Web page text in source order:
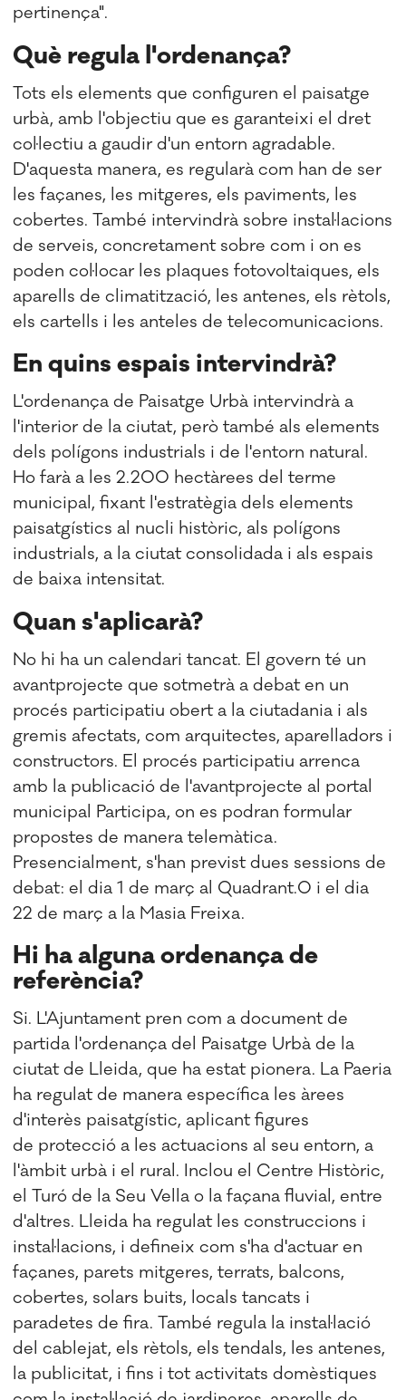
pertinença".
Què regula l'ordenança?
Tots els elements que configuren el paisatge
urbà, amb l'objectiu que es garanteixi el dret
col·lectiu a gaudir d'un entorn agradable.
D'aquesta manera, es regularà com han de ser
les façanes, les mitgeres, els paviments, les
cobertes. També intervindrà sobre instal·lacions
de serveis, concretament sobre com i on es
poden col·locar les plaques fotovoltaiques, els
aparells de climatització, les antenes, els rètols,
els cartells i les anteles de telecomunicacions.
En quins espais intervindrà?
L'ordenança de Paisatge Urbà intervindrà a
l'interior de la ciutat, però també als elements
dels polígons industrials i de l'entorn natural.
Ho farà a les 2.200 hectàrees del terme
municipal, fixant l'estratègia dels elements
paisatgístics al nucli històric, als polígons
industrials, a la ciutat consolidada i als espais
de baixa intensitat.
Quan s'aplicarà?
No hi ha un calendari tancat. El govern té un
avantprojecte que sotmetrà a debat en un
procés participatiu obert a la ciutadania i als
gremis afectats, com arquitectes, aparelladors i
constructors. El procés participatiu arrenca
amb la publicació de l'avantprojecte al portal
municipal Participa, on es podran formular
propostes de manera telemàtica.
Presencialment, s'han previst dues sessions de
debat: el dia 1 de març al Quadrant.0 i el dia
22 de març a la Masia Freixa.
Hi ha alguna ordenança de
referència?
Si. L'Ajuntament pren com a document de
partida l'ordenança del Paisatge Urbà de la
ciutat de Lleida, que ha estat pionera. La Paeria
ha regulat de manera específica les àrees
d'interès paisatgístic, aplicant figures
de protecció a les actuacions al seu entorn, a
l'àmbit urbà i el rural. Inclou el Centre Històric,
el Turó de la Seu Vella o la façana fluvial, entre
d'altres. Lleida ha regulat les construccions i
instal·lacions, i defineix com s'ha d'actuar en
façanes, parets mitgeres, terrats, balcons,
cobertes, solars buits, locals tancats i
paradetes de fira. També regula la instal·lació
del cablejat, els rètols, els tendals, les antenes,
la publicitat, i fins i tot activitats domèstiques